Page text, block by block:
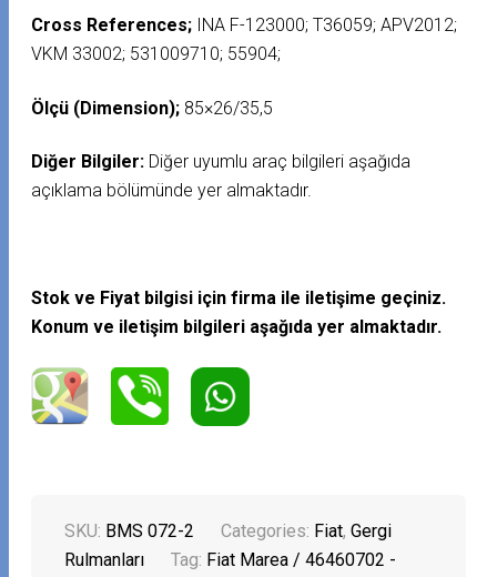
Cross References; INA F-123000; T36059; APV2012;
VKM 33002; 531009710; 55904;
Ölçü (Dimension); 85×26/35,5
Diğer Bilgiler: Diğer uyumlu araç bilgileri aşağıda
açıklama bölümünde yer almaktadır.
Stok ve Fiyat bilgisi için firma ile iletişime geçiniz.
Konum ve iletişim bilgileri aşağıda yer almaktadır.
SKU: BMS 072-2 Categories: Fiat,Gergi
Rulmanları
Tag: Fiat Marea / 46460702 -